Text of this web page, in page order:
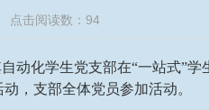
击阅读数： 94
动化学生党支部在“一站式”学
，支部全体党员参加活动。